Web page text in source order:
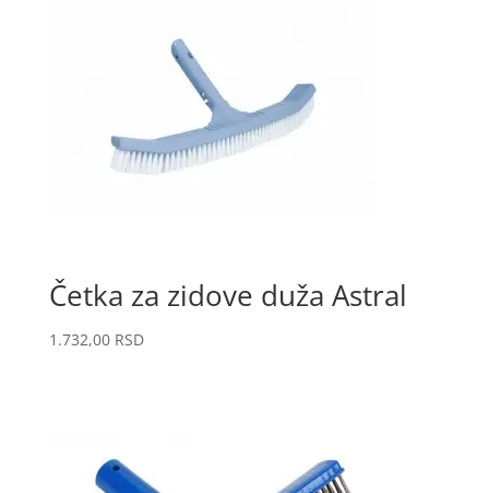
Četka za zidove duža Astral
1.732,00RSD